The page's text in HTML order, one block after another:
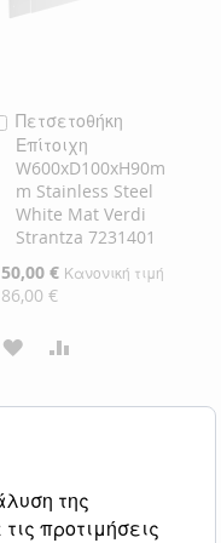
Πετσετοθήκη
Επίτοιχη
W600xD100xH90m
m Stainless Steel
White Mat Verdi
Strantza 7231401
€ Κανονική τιμή
€
Προσθήκη
στο
Καλάθι
ΠΡΟΣΘΉΚΗ
της
προτιμήσεις